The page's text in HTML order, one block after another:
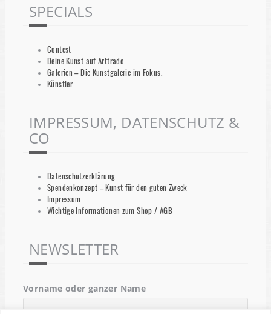
SPECIALS
Contest
Deine Kunst auf Arttrado
Galerien – Die Kunstgalerie im Fokus.
Künstler
IMPRESSUM, DATENSCHUTZ &
CO
Datenschutzerklärung
Spendenkonzept – Kunst für den guten Zweck
Impressum
Wichtige Informationen zum Shop / AGB
NEWSLETTER
Vorname oder ganzer Name